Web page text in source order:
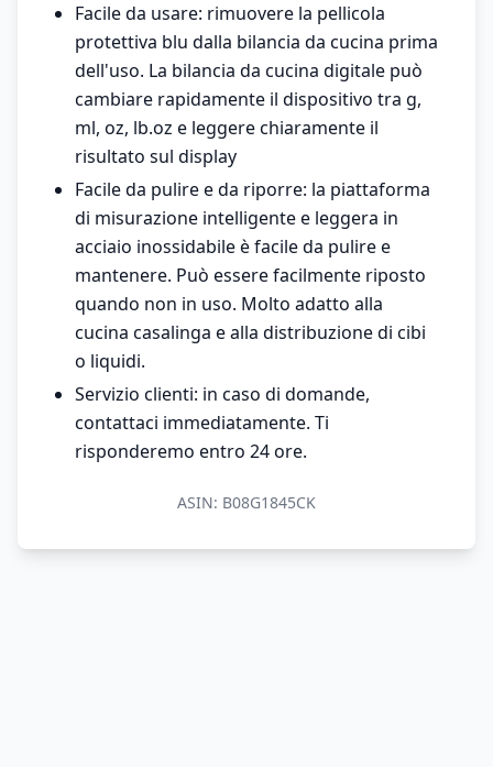
Facile da usare: rimuovere la pellicola
protettiva blu dalla bilancia da cucina prima
dell'uso. La bilancia da cucina digitale può
cambiare rapidamente il dispositivo tra g,
ml, oz, lb.oz e leggere chiaramente il
risultato sul display
Facile da pulire e da riporre: la piattaforma
di misurazione intelligente e leggera in
acciaio inossidabile è facile da pulire e
mantenere. Può essere facilmente riposto
quando non in uso. Molto adatto alla
cucina casalinga e alla distribuzione di cibi
o liquidi.
Servizio clienti: in caso di domande,
contattaci immediatamente. Ti
risponderemo entro 24 ore.
ASIN: B08G1845CK